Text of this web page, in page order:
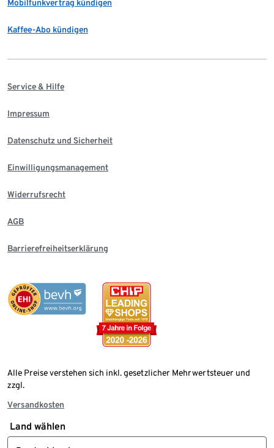
Mobilfunkvertrag kündigen
Kaffee-Abo kündigen
Service & Hilfe
Impressum
Datenschutz und Sicherheit
Einwilligungsmanagement
Widerrufsrecht
AGB
Barrierefreiheitserklärung
Alle Preise verstehen sich inkl. gesetzlicher Mehrwertsteuer und
zzgl.
Versandkosten
Land wählen